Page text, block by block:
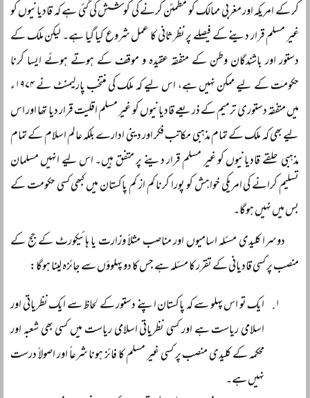
کر کے امریکہ اور مغربی ممالک کو مطمئن کرنے کی کوشش کی گئی ہے کہ قادیانیوں کو
غیر مسلم قرار دینے کے فیصلے پر نظرثانی کا عمل شروع کیا گیا ہے۔ لیکن ملک کے
دستور اور باشندگان وطن کے متفقہ عقیدہ و موقف کے ہوتے ہوئے ایسا کرنا
حکومت کے لیے ممکن نہیں ہے، اس لیے کہ ملک کی منتخب پارلیمنٹ نے ۱۹۷۴ء
میں متفقہ دستوری ترمیم کے ذریعے قادیانیوں کو غیر مسلم اقلیت قرار دیا تھا اور اس
لیے بھی کہ ملک کے تمام مذہبی مکاتب فکر اور دینی ادارے بلکہ عالم اسلام کے تمام
مذہبی حلقے قادیانیوں کو غیر مسلم قرار دینے پر متفق ہیں۔ اس لیے انہیں مسلمان
تسلیم کرانے کی امریکی خواہش کو پورا کرنا کم از کم پاکستان میں کبھی کسی حکومت کے
بس میں نہیں ہوگا۔
دوسرا کلیدی مسئلہ اسامیوں اور مناصب مثلاً وزارت یا ہائیکورٹ کے جج کے
منصب پر کسی قادیانی کے تقرر کا مسئلہ ہے جس کا دو پہلوؤں سے جائزہ لینا ہوگا:
ایک تو اس پہلو سے کہ پاکستان اپنے دستور کے لحاظ سے ایک نظریاتی اور
اسلامی ریاست ہے اور کسی نظریاتی اسلامی ریاست میں کسی بھی شعبہ اور
محکمہ کے کلیدی منصب پر کسی غیر مسلم کا فائز ہونا شرعاً اور اصولاً درست
نہیں ہے۔